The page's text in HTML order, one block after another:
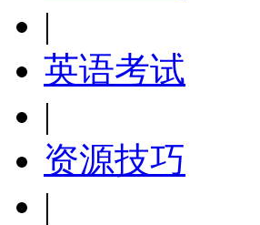
|
英语考试
|
资源技巧
|